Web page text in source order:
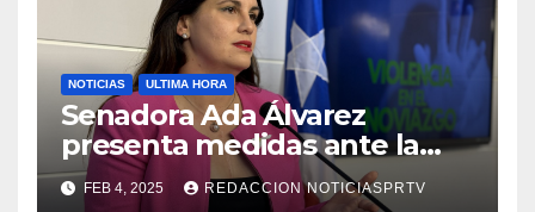
NOTICIAS ULTIMA HORA
Senadora Ada Álvarez
presenta medidas ante la
violencia en el noviazgo
FEB 4, 2025 REDACCION NOTICIASPRTV